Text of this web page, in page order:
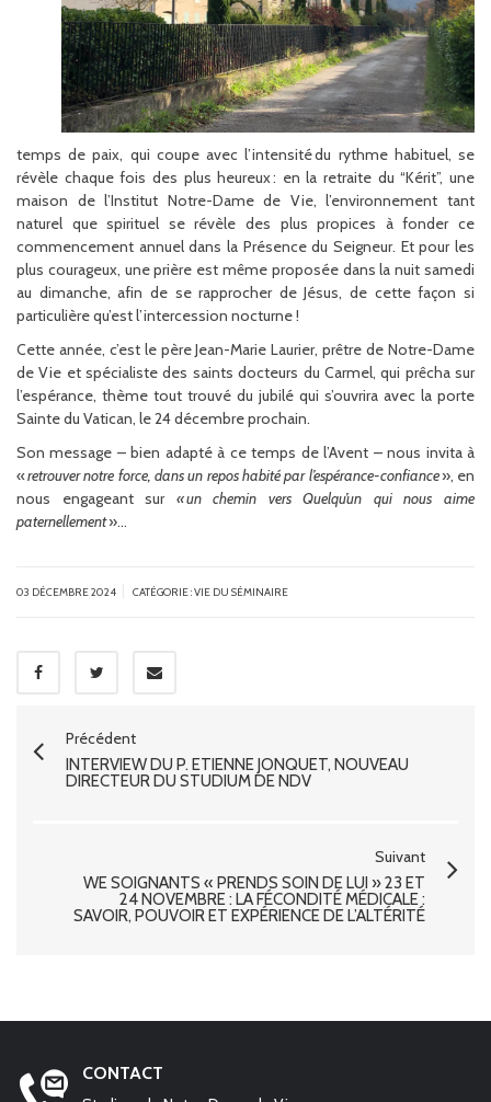
temps de paix, qui coupe avec l’intensité du rythme habituel, se
révèle chaque fois des plus heureux : en la retraite du “Kérit”, une
maison de l’Institut Notre-Dame de Vie, l’environnement tant
naturel que spirituel se révèle des plus propices à fonder ce
commencement annuel dans la Présence du Seigneur. Et pour les
plus courageux, une prière est même proposée dans la nuit samedi
au dimanche, afin de se rapprocher de Jésus, de cette façon si
particulière qu’est l’intercession nocturne !
Cette année, c’est le père Jean-Marie Laurier, prêtre de Notre-Dame
de Vie et spécialiste des saints docteurs du Carmel, qui prêcha sur
l’espérance, thème tout trouvé du jubilé qui s’ouvrira avec la porte
Sainte du Vatican, le 24 décembre prochain.
Son message – bien adapté à ce temps de l’Avent – nous invita à
«retrouver notre force, dans un repos habité par l’espérance-confiance», en
nous engageant sur « un chemin vers Quelqu’un qui nous aime
paternellement»…
03 DÉCEMBRE 2024 CATÉGORIE :VIE DU SÉMINAIRE
Précédent
INTERVIEW DU P. ETIENNE JONQUET, NOUVEAU
DIRECTEUR DU STUDIUM DE NDV
Suivant
WE SOIGNANTS « PRENDS SOIN DE LUI » 23 ET
24 NOVEMBRE : LA FÉCONDITÉ MÉDICALE :
SAVOIR, POUVOIR ET EXPÉRIENCE DE L’ALTÉRITÉ
CONTACT